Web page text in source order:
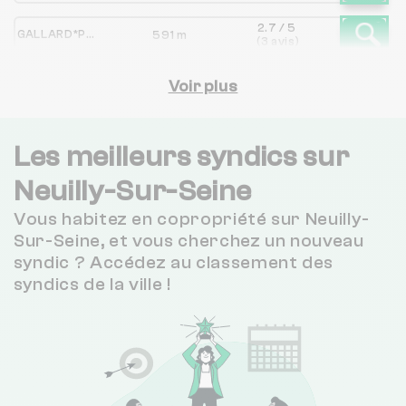
GALLARD*PHILIPPE/ 591 m
2.7 / 5
(3 avis)
880 m
SOCIETE CIVILE DE GESTION IMMOBILIERE 1 km
SYNDIXIA 1 km NC
1001 VIES HABITAT 1 km
3.3 / 5
(60 avis)
Voir plus
Les meilleurs syndics sur
Neuilly-Sur-Seine
Vous habitez en copropriété sur Neuilly-
Sur-Seine, et vous cherchez un nouveau
syndic ? Accédez au classement des
syndics de la ville !